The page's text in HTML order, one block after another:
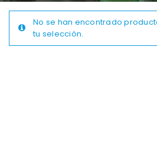
No se han encontrado
tu selección.